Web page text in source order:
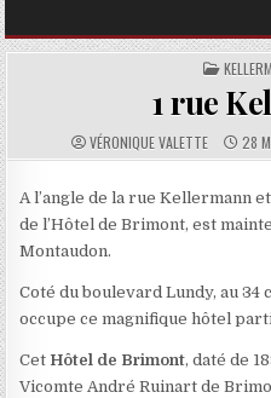
1 rue
AUTHOR:
VÉRONIQUE VALETTE 28
A l’angle de la rue Kellermann
de l’Hôtel de Brimont, est
Montaudon.
Coté du boulevard Lundy, au 34
occupe ce magnifique hôtel
Cet Hôtel de Brimont, daté de
Vicomte André Ruinart de